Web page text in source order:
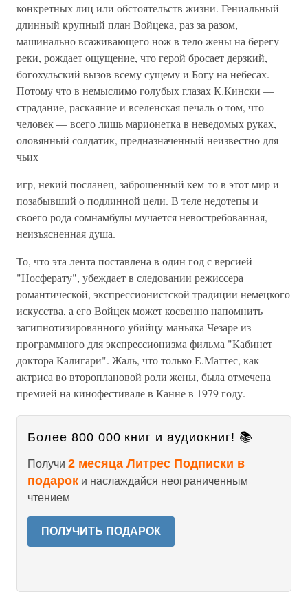
конкретных лиц или обстоятельств жизни. Гениальный
длинный крупный план Войцека, раз за разом,
машинально всаживающего нож в тело жены на берегу
реки, рождает ощущение, что герой бросает дерзкий,
богохульский вызов всему сущему и Богу на небесах.
Потому что в немыслимо голубых глазах К.Кински —
страдание, раскаяние и вселенская печаль о том, что
человек — всего лишь марионетка в неведомых руках,
оловянный солдатик, предназначенный неизвестно для
чьих
игр, некий посланец, заброшенный кем-то в этот мир и
позабывший о подлинной цели. В теле недотепы и
своего рода сомнамбулы мучается невостребованная,
неизъясненная душа.
То, что эта лента поставлена в один год с версией
"Носферату", убеждает в следовании режиссера
романтической, экспрессионистской традиции немецкого
искусства, а его Войцек может косвенно напомнить
загипнотизированного убийцу-маньяка Чезаре из
программного для экспрессионизма фильма "Кабинет
доктора Калигари". Жаль, что только Е.Маттес, как
актриса во второплановой роли жены, была отмечена
премией на кинофестивале в Канне в 1979 году.
Более 800 000 книг и аудиокниг! 📚
Получи 2 месяца Литрес Подписки в
подарок и наслаждайся неограниченным
чтением
ПОЛУЧИТЬ ПОДАРОК